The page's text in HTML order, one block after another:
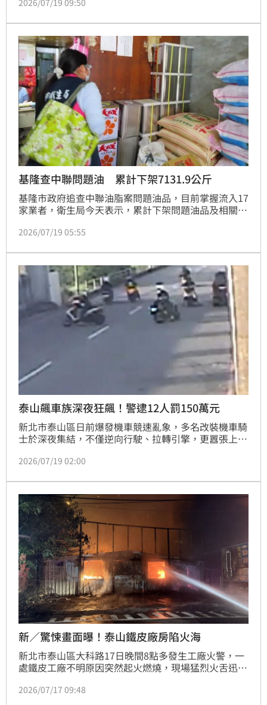
指向中央，認為政府態度要硬起來，揭露所有的事情。
2026/07/19 09:50
基隆查中聯問題油 累計下架7131.9公斤
基隆市政府追查中聯油脂案問題油品，目前掌握流入17
家業者，衛生局今天表示，累計下架問題油品及相關產
2026/07/19 05:55
泰山飆車族深夜狂飆！警逮12人罰150萬元
新北市泰山區日前爆發機車競速亂象，多名改裝機車騎
士於深夜集結，不僅逆向行駛、拉轉引擎，更囂張上演
專案小組，經調閱監視器追查，日前兵分多路於北北桃
送辦外，更針對無照、危險駕駛、變造車牌及改裝車體
等違規行為，依法開出77張罰單，裁罰金額高達150萬
元。林口分局長李智源強調，警方將持續強化科技執法
與取締勤務，絕不容忍任何飆車歪風，呼籲民眾切勿以
身試法，共同維護公共交通安全與鄰里安寧。
2026/07/19 02:00
新／驚悚畫面曝！泰山鐵皮廠房陷火海
新北市泰山區大科路17日晚間8點多發生工廠火警，一
處鐵皮工廠不明原因突然起火燃燒，現場猛烈火舌迅速
救援，共計波及2間工廠、燃燒面積粗估約500平方公
2026/07/17 09:48